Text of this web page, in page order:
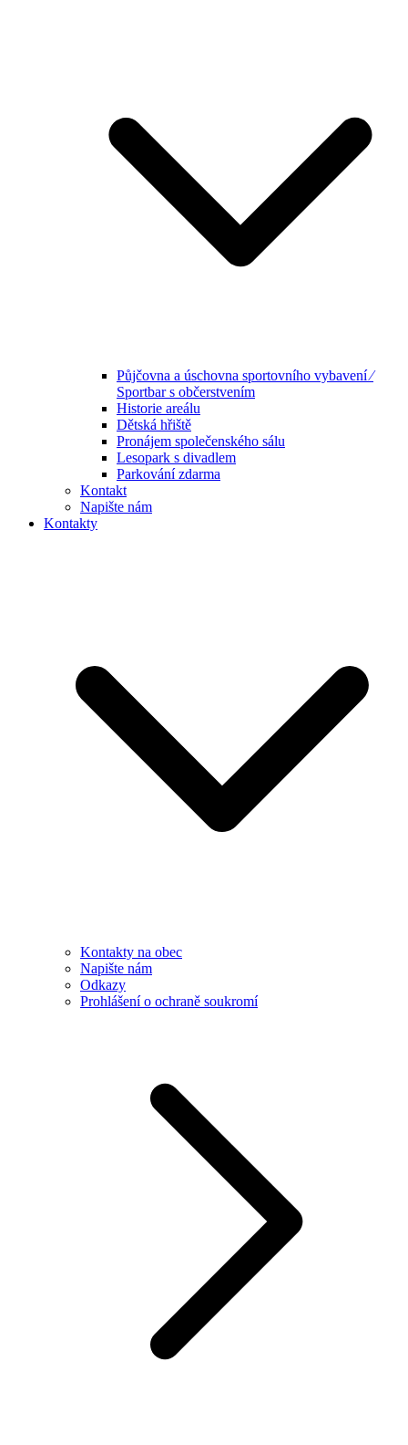
Půjčovna a úschovna sportovního vybavení ⁄
Sportbar s občerstvením
Historie areálu
Dětská hřiště
Pronájem společenského sálu
Lesopark s divadlem
Parkování zdarma
Kontakt
Napište nám
Kontakty
Kontakty na obec
Napište nám
Odkazy
Prohlášení o ochraně soukromí